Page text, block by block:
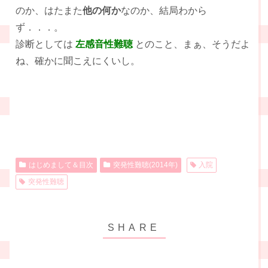
のか、はたまた他の何かなのか、結局わから
ず．．．。
診断としては 左感音性難聴 とのこと、まぁ、そうだよ
ね、確かに聞こえにくいし。
はじめまして＆目次 突発性難聴(2014年)
入院
突発性難聴